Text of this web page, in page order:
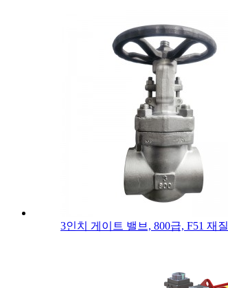
3인치 게이트 밸브, 800급, F51 재질